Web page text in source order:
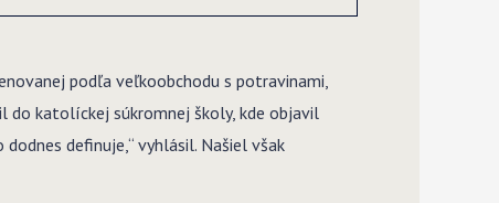
podľa veľkoobchodu s potravinami,
do katolíckej súkromnej školy, kde objavil
definuje,“ vyhlásil. Našiel však